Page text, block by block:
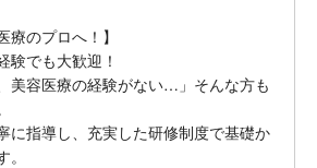
療のプロへ！】
験でも大歓迎！
美容医療の経験がない…」そんな方も
に指導し、充実した研修制度で基礎か